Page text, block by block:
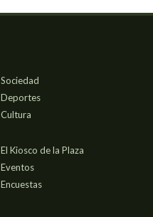
Sociedad
Deportes
Cultura
El Kiosco de la Plaza
Eventos
Encuestas